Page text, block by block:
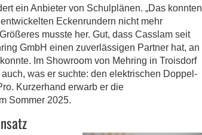
ein Anbieter von Schulplänen. „Das konnten
Eckenrundern nicht mehr
musste her. Gut, dass Casslam seit
GmbH einen zuverlässigen Partner hat, an
Im Showroom von Mehring in Troisdorf
was er suchte: den elektrischen Doppel-
Kurzerhand erwarb er die
Sommer 2025.